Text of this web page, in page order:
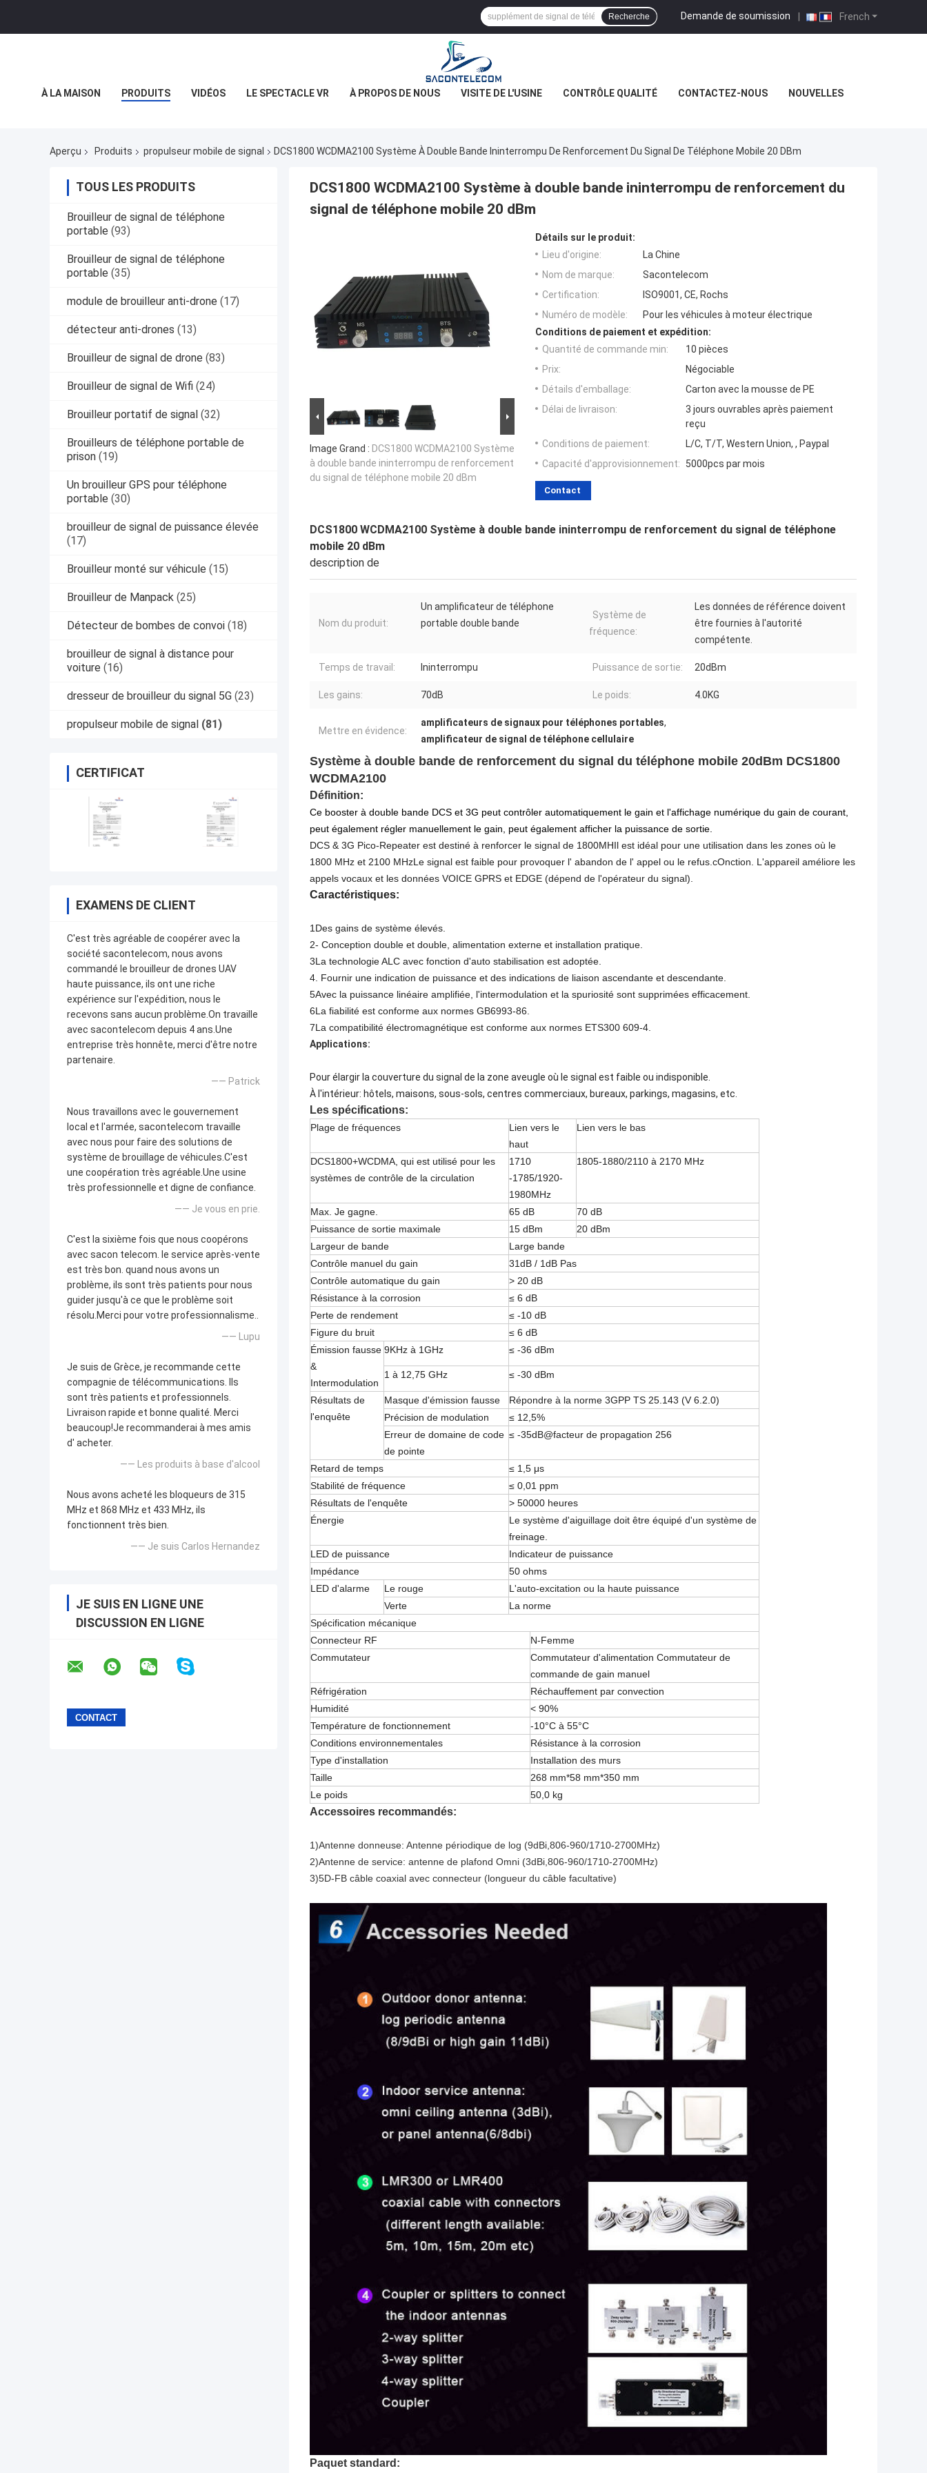
French
Demande de soumission |
Recherche
À LA MAISON PRODUITS VIDÉOS LE SPECTACLE VR À PROPOS DE NOUS VISITE DE L'USINE CONTRÔLE QUALITÉ CONTACTEZ-NOUS NOUVELLES
Aperçu Produits propulseur mobile de signal DCS1800 WCDMA2100 Système À Double Bande Ininterrompu De Renforcement Du Signal De Téléphone Mobile 20 DBm
TOUS LES PRODUITS
Brouilleur de signal de téléphone
portable (93)
Brouilleur de signal de téléphone
portable (35)
module de brouilleur anti-drone (17)
détecteur anti-drones (13)
Brouilleur de signal de drone (83)
Brouilleur de signal de Wifi (24)
Brouilleur portatif de signal (32)
Brouilleurs de téléphone portable de
prison (19)
Un brouilleur GPS pour téléphone
portable (30)
brouilleur de signal de puissance élevée
(17)
Brouilleur monté sur véhicule (15)
Brouilleur de Manpack (25)
Détecteur de bombes de convoi (18)
brouilleur de signal à distance pour
voiture (16)
dresseur de brouilleur du signal 5G (23)
propulseur mobile de signal (81)
CERTIFICAT
EXAMENS DE CLIENT
C'est très agréable de coopérer avec la
société sacontelecom, nous avons
commandé le brouilleur de drones UAV
haute puissance, ils ont une riche
expérience sur l'expédition, nous le
recevons sans aucun problème.On travaille
avec sacontelecom depuis 4 ans.Une
entreprise très honnête, merci d'être notre
partenaire.
—— Patrick
Nous travaillons avec le gouvernement
local et l'armée, sacontelecom travaille
avec nous pour faire des solutions de
système de brouillage de véhicules.C'est
une coopération très agréable.Une usine
très professionnelle et digne de confiance.
—— Je vous en prie.
C'est la sixième fois que nous coopérons
avec sacon telecom. le service après-vente
est très bon. quand nous avons un
problème, ils sont très patients pour nous
guider jusqu'à ce que le problème soit
résolu.Merci pour votre professionnalisme..
—— Lupu
Je suis de Grèce, je recommande cette
compagnie de télécommunications. Ils
sont très patients et professionnels.
Livraison rapide et bonne qualité. Merci
beaucoup!Je recommanderai à mes amis
d' acheter.
—— Les produits à base d'alcool
Nous avons acheté les bloqueurs de 315
MHz et 868 MHz et 433 MHz, ils
fonctionnent très bien.
—— Je suis Carlos Hernandez
JE SUIS EN LIGNE UNE
DISCUSSION EN LIGNE
DCS1800 WCDMA2100 Système à double bande ininterrompu de renforcement du
signal de téléphone mobile 20 dBm
Image Grand : DCS1800 WCDMA2100 Système
à double bande ininterrompu de renforcement
du signal de téléphone mobile 20 dBm
Détails sur le produit:
Lieu d'origine:
La Chine
Nom de marque:
Sacontelecom
Certification:
ISO9001, CE, Rochs
Numéro de modèle:
Pour les véhicules à moteur électrique
Conditions de paiement et expédition:
Quantité de commande min:
10 pièces
Prix:
Négociable
Détails d'emballage:
Carton avec la mousse de PE
Délai de livraison:
3 jours ouvrables après paiement
reçu
Conditions de paiement:
L/C, T/T, Western Union, , Paypal
Capacité d'approvisionnement:
5000pcs par mois
Contact
DCS1800 WCDMA2100 Système à double bande ininterrompu de renforcement du signal de téléphone
mobile 20 dBm
description de
Nom du produit:
Un amplificateur de téléphone
portable double bande
Système de
fréquence:
Les données de référence doivent
être fournies à l'autorité
compétente.
Temps de travail: Ininterrompu Puissance de sortie: 20dBm
Les gains: 70dB Le poids: 4.0KG
Mettre en évidence:
amplificateurs de signaux pour téléphones portables,
amplificateur de signal de téléphone cellulaire
Système à double bande de renforcement du signal du téléphone mobile 20dBm DCS1800
WCDMA2100
Définition:
Ce booster à double bande DCS et 3G peut contrôler automatiquement le gain et l'affichage numérique du gain de courant,
peut également régler manuellement le gain, peut également afficher la puissance de sortie.
DCS & 3G Pico-Repeater est destiné à renforcer le signal de 1800MHIl est idéal pour une utilisation dans les zones où le
1800 MHz et 2100 MHzLe signal est faible pour provoquer l' abandon de l' appel ou le refus.cOnction. L'appareil améliore les
appels vocaux et les données VOICE GPRS et EDGE (dépend de l'opérateur du signal).
Caractéristiques:
1Des gains de système élevés.
2- Conception double et double, alimentation externe et installation pratique.
3La technologie ALC avec fonction d'auto stabilisation est adoptée.
4. Fournir une indication de puissance et des indications de liaison ascendante et descendante.
5Avec la puissance linéaire amplifiée, l'intermodulation et la spuriosité sont supprimées efficacement.
6La fiabilité est conforme aux normes GB6993-86.
7La compatibilité électromagnétique est conforme aux normes ETS300 609-4.
Applications:
Pour élargir la couverture du signal de la zone aveugle où le signal est faible ou indisponible.
À l'intérieur: hôtels, maisons, sous-sols, centres commerciaux, bureaux, parkings, magasins, etc.
Les spécifications:
Plage de fréquences
Lien vers le
haut
Lien vers le bas
DCS1800+WCDMA, qui est utilisé pour les
systèmes de contrôle de la circulation
1710
-1785/1920-
1980MHz
1805-1880/2110 à 2170 MHz
Max. Je gagne. 65 dB
70 dB
Puissance de sortie maximale
15 dBm
20 dBm
Largeur de bande
Large bande
Contrôle manuel du gain
31dB / 1dB Pas
Contrôle automatique du gain
> 20 dB
Résistance à la corrosion
≤ 6 dB
Perte de rendement
≤ -10 dB
Figure du bruit
≤ 6 dB
Émission fausse
&
Intermodulation
9KHz à 1GHz ≤ -36 dBm
1 à 12,75 GHz ≤ -30 dBm
Résultats de
l'enquête
Masque d'émission fausse
Répondre à la norme 3GPP TS 25.143 (V 6.2.0)
Précision de modulation
≤ 12,5%
Erreur de domaine de code
de pointe
≤ -35dB@facteur de propagation 256
Retard de temps
≤ 1,5 μs
Stabilité de fréquence
≤ 0,01 ppm
Résultats de l'enquête
> 50000 heures
Énergie
Le système d'aiguillage doit être équipé d'un système de
freinage.
LED de puissance
Indicateur de puissance
Impédance
50 ohms
LED d'alarme
Le rouge
L'auto-excitation ou la haute puissance
Verte
La norme
Spécification mécanique
Connecteur RF
N-Femme
Commutateur
Commutateur d'alimentation Commutateur de
commande de gain manuel
Réfrigération
Réchauffement par convection
Humidité
< 90%
Température de fonctionnement
-10°C à 55°C
Conditions environnementales
Résistance à la corrosion
Type d'installation
Installation des murs
Taille
268 mm*58 mm*350 mm
Le poids
50,0 kg
Accessoires recommandés:
1)Antenne donneuse: Antenne périodique de log (9dBi,806-960/1710-2700MHz)
2)Antenne de service: antenne de plafond Omni (3dBi,806-960/1710-2700MHz)
3)5D-FB câble coaxial avec connecteur (longueur du câble facultative)
Paquet standard: